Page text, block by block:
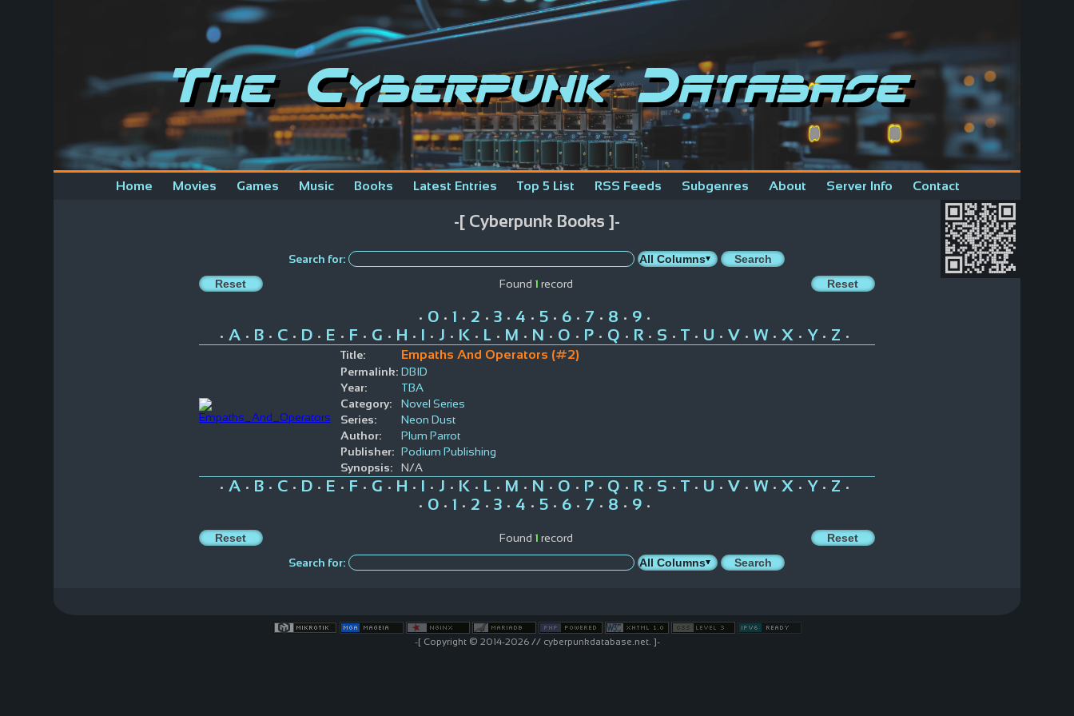
The Cyberpunk Database
Home Movies Games Music Books Latest Entries Top 5 List RSS Feeds Subgenres About Server Info Contact
-[ Cyberpunk Books ]-
Search for:
Found 1 record
• 0• 1 • 2 • 3• 4 • 5• 6• 7 • 8 • 9•
• A• B• C• D• E • F • G • H • I • J • K • L • M • N • O • P• Q • R• S • T • U • V • W• X • Y • Z •
Title:
Empaths And Operators (#2)
Permalink: DBID
Year:
TBA
Category:
Novel Series
Series:
Neon Dust
Author:
Plum Parrot
Publisher: Podium Publishing
Synopsis:
N/A
• A• B• C• D• E • F • G • H • I • J • K • L • M • N • O • P• Q • R• S • T • U • V • W• X • Y • Z •
• 0• 1 • 2 • 3• 4 • 5• 6• 7 • 8 • 9•
Found 1 record
Search for:
-[ Copyright © 2014-2026 // cyberpunkdatabase.net. ]-